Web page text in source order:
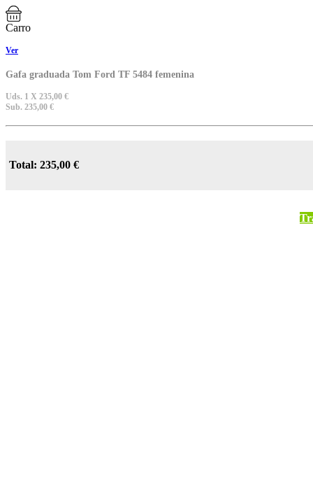
Carro
Ver
Gafa graduada Tom Ford TF 5484 femenina
Uds. 1 X 235,00 €
Sub. 235,00 €
Total: 235,00 €